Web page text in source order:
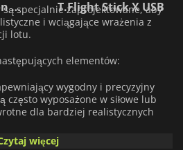
TCA Quadrant Add-On Airbus Edition T.Flight Stick X USB
specjalnie zaprojektowane, aby
i wciągające wrażenia z
lotu.
elementów:
wygodny i precyzyjny
często wyposażone w siłowe lub
dla bardziej realistycznych
więcej